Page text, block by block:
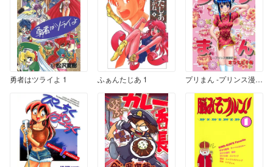
勇者はツライよ 1 ふぁんたじあ 1 プリまん -プリンス漫遊記-